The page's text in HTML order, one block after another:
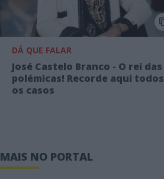
DÁ QUE FALAR
José Castelo Branco - O rei das
polémicas! Recorde aqui todos
os casos
MAIS NO PORTAL